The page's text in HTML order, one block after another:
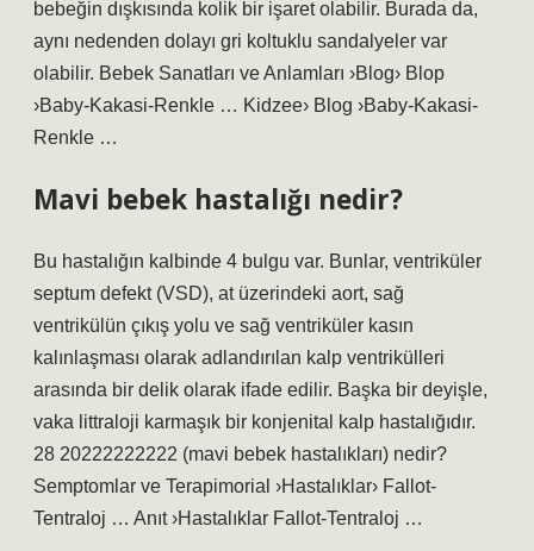
bebeğin dışkısında kolik bir işaret olabilir. Burada da,
aynı nedenden dolayı gri koltuklu sandalyeler var
olabilir. Bebek Sanatları ve Anlamları ›Blog› Blop
›Baby-Kakasi-Renkle … Kidzee› Blog ›Baby-Kakasi-
Renkle …
Mavi bebek hastalığı nedir?
Bu hastalığın kalbinde 4 bulgu var. Bunlar, ventriküler
septum defekt (VSD), at üzerindeki aort, sağ
ventrikülün çıkış yolu ve sağ ventriküler kasın
kalınlaşması olarak adlandırılan kalp ventrikülleri
arasında bir delik olarak ifade edilir. Başka bir deyişle,
vaka littraloji karmaşık bir konjenital kalp hastalığıdır.
28 20222222222 (mavi bebek hastalıkları) nedir?
Semptomlar ve Terapimorial ›Hastalıklar› Fallot-
Tentraloj … Anıt ›Hastalıklar Fallot-Tentraloj …